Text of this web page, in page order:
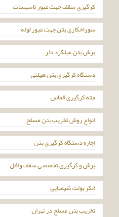
کرگیری سقف جهت عبور تاسیسات
سوراخکاری بتن جهت عبور لوله
برش بتن میلگرد دار
دستگاه کرگیری بتن هیلتی
مته کرگیری الماس
انواع روش تخریب بتن مسلح
اجاره دستگاه کرگیری بتن
برش و کرگیری تخصصی سقف وافل
انکر بولت شیمیایی
تخریب بتن مسلح در تهران